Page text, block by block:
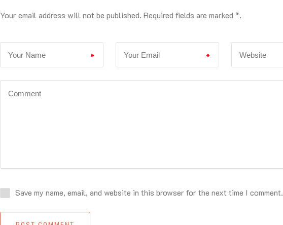
Your email address will not be published. Required fields are marked *.
* *
Save my name, email, and website in this browser for the next time I comment.